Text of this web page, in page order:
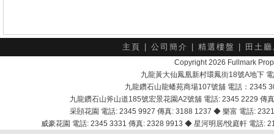
主頁 公司簡介 精選樓盤 田土
Copyright 2026 Fullmark
九龍黃大仙鳳凰新村環鳳街18號A地下
九龍鑽石山龍蟠苑商場107號舖 電話：2345
九龍鑽石山斧山道185號宏景花園A2號舖 電話: 2345 2229
采頣花園 電話: 2345 9927 傳真: 3188 1237 ◆ 樂富 電話:
威豪花園 電話: 2345 3331 傳真: 2328 9913 ◆ 星河明居/悅庭軒 電話